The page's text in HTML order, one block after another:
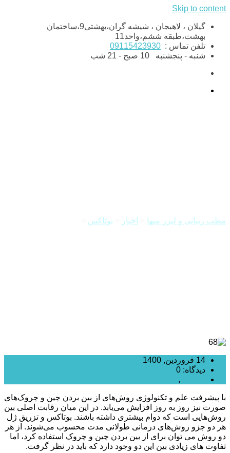
Skip to content
گیلان ، لاهیجان ، شیشه گران،بهشتی9،ساختمان
بهشت،طبقه ششم،واحد11
تلفن تماس : 09115423930
شنبه - پنجشنبه
مطب زیبایی و لیزر میها اخبار بوتاکس
14 فروردین, 1400
دیدگاه: 0
,
با پیشرفت علم و تکنولوژی روش‌های از بین بردن چین و چروک‌های
صورت نیز روز به روز افزایش می‌یابد. در این میان رقابت اصلی بین
روش‌هایی است که دوام بیشتری داشته باشند. بوتاکس و تزریق ژل
هر دو جزو روش‌های درمانی طولانی مدت محسوب می‌شوند. از هر
دو روش می توان برای از بین بردن چین و چروک استفاده کرد، اما
تفاوت های زیادی بین این دو وجود دارد که باید در نظر گرفت.